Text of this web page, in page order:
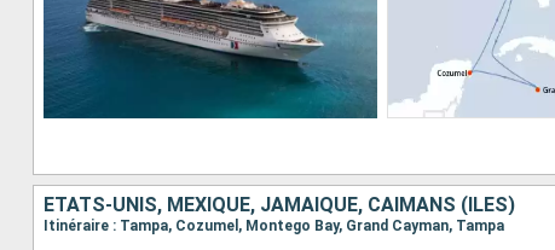
ÉTATS-UNIS, MEXIQUE, JAMAÏQUE, CAÏMANS (ÎLES)
Itinéraire : Tampa, Cozumel, Montego Bay, Grand Cayman, Tampa